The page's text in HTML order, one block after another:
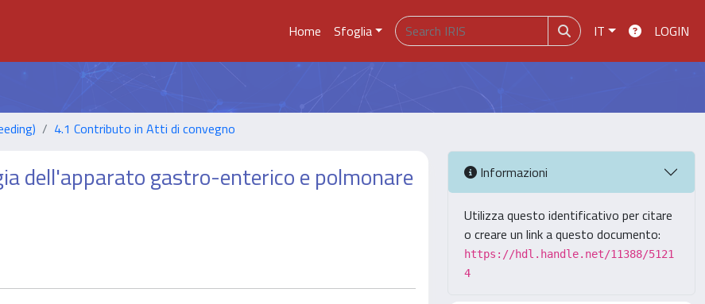
Home Sfoglia IT LOGIN
4.1 Contributo in Atti di convegno
dell'apparato gastro-enterico e polmonare Informazioni
Utilizza questo identificativo per citare
o creare un link a questo documento:
https://hdl.handle.net/11388/5121
4